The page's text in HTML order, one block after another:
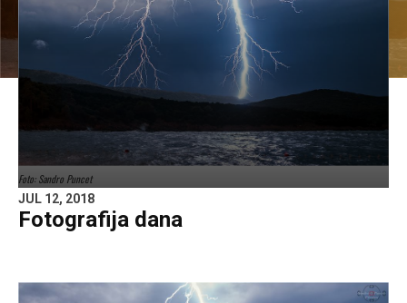
Foto: Sandro Puncet
JUL 12, 2018
Fotografija dana